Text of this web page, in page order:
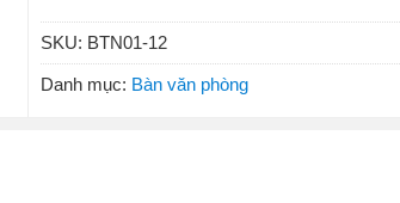
SKU: BTN01-12
Danh mục: Bàn văn phòng